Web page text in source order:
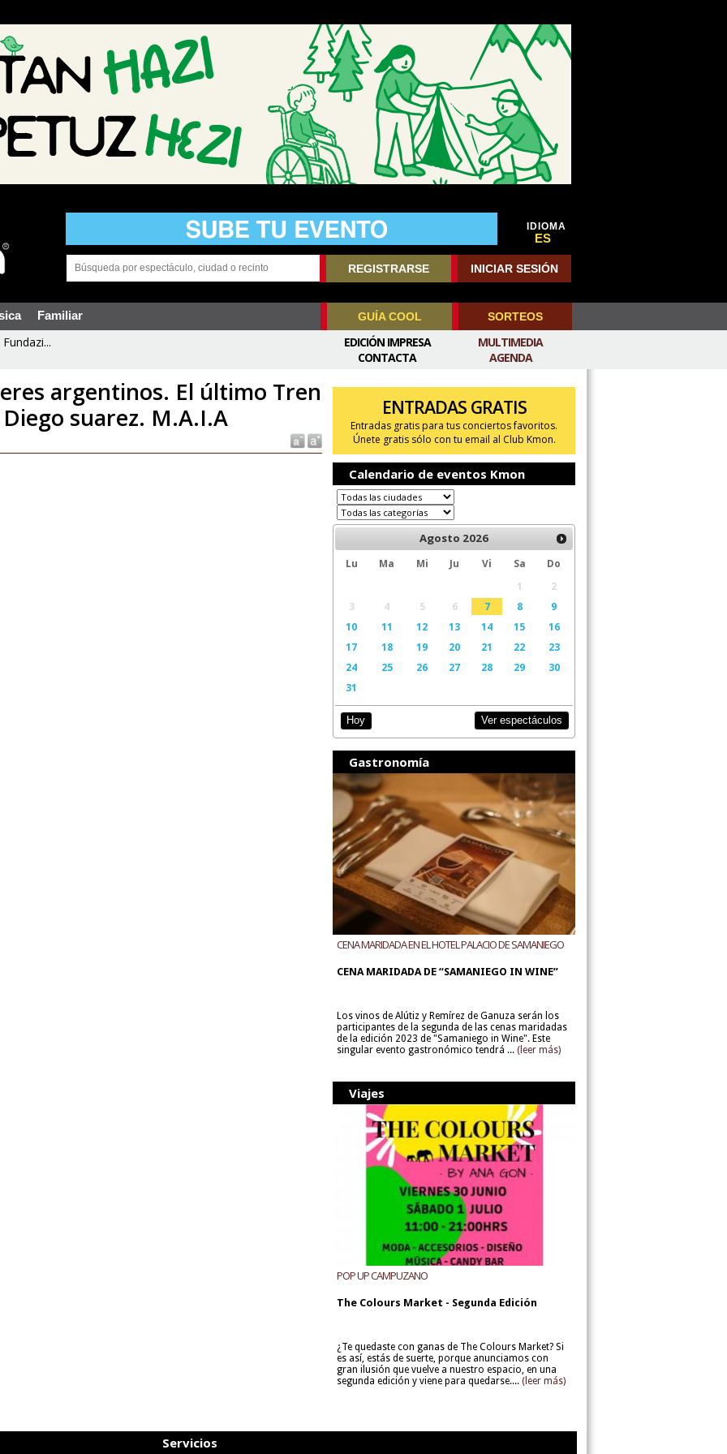
IDIOMA
ES
REGISTRARSE INICIAR SESIÓN
Familiar GUÍA COOL SORTEOS
MULTIMEDIA
AGENDA
EDICIÓN IMPRESA
CONTACTA
argentinos. El último Tren
suarez. M.A.I.A
ENTRADAS GRATIS
Entradas gratis para tus conciertos favoritos.
Únete gratis sólo con tu email al Club Kmon.
Calendario de eventos Kmon
Agosto 2026
Lu Ma Mi Ju Vi Sa
Do
1
2
3
4 5 6 7 8
9
10
11 12 13 14 15
16
17
18 19 20 21 22
23
24
25 26 27 28 29
30
31
Hoy Ver espectáculos
Gastronomía
CENA MARIDADA EN EL HOTEL PALACIO DE SAMANIEGO
CENA MARIDADA DE “SAMANIEGO IN WINE”
Los vinos de Alútiz y Remírez de Ganuza serán los
participantes de la segunda de las cenas maridadas
de la edición 2023 de "Samaniego in Wine". Este
singular evento gastronómico tendrá ... (leer más)
Viajes
POP UP CAMPUZANO
The Colours Market - Segunda Edición
¿Te quedaste con ganas de The Colours Market? Si
es así, estás de suerte, porque anunciamos con
gran ilusión que vuelve a nuestro espacio, en una
segunda edición y viene para quedarse.... (leer más)
Servicios